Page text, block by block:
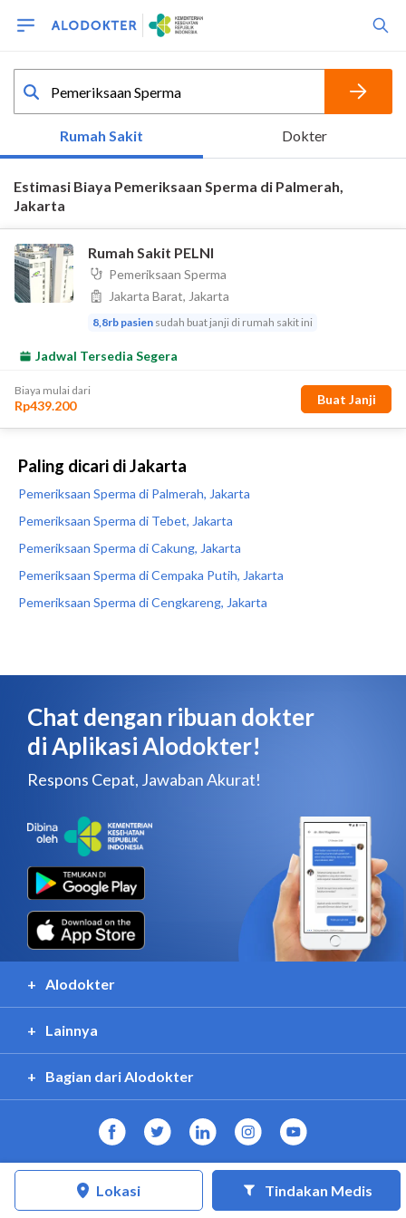
Paling dicari di Jakarta
Pemeriksaan Sperma di Palmerah, Jakarta
Pemeriksaan Sperma di Tebet, Jakarta
Pemeriksaan Sperma di Cakung, Jakarta
Pemeriksaan Sperma di Cempaka Putih, Jakarta
Pemeriksaan Sperma di Cengkareng, Jakarta